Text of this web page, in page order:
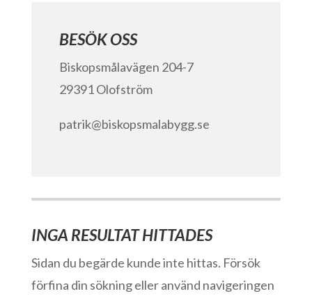
BESÖK OSS
Biskopsmålavägen 204-7
29391 Olofström
patrik@biskopsmalabygg.se
INGA RESULTAT HITTADES
Sidan du begärde kunde inte hittas. Försök
förfina din sökning eller använd navigeringen